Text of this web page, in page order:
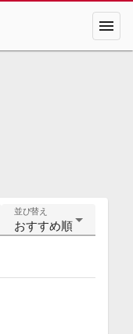
menu
並び替え
おすすめ順